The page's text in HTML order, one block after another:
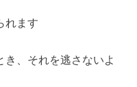
れます
、それを逃さないよ